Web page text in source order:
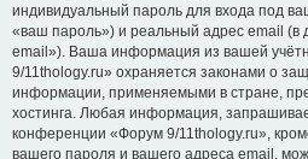
индивидуальный пароль для входа под
«ваш пароль») и реальный адрес email
email»). Ваша информация из вашей
9/11thology.ru» охраняется законами о
информации, применяемыми в стране,
хостинга. Любая информация,
конференции «Форум 9/11thology.ru»,
вашего пароля и вашего адреса email,